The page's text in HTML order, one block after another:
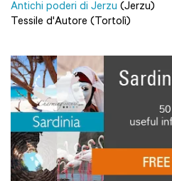
Antichi poderi di Jerzu (Jerzu)
Tessile d'Autore (Tortolì)